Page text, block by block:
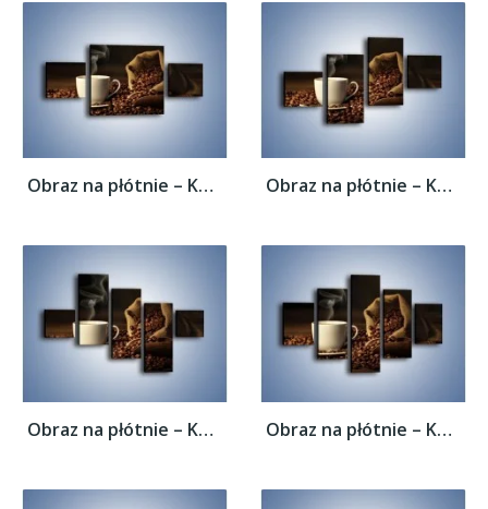
Obraz na płótnie – Kawa z wirującym dymem... Obraz na płótnie – Kawa z wirującym dymem...
Obraz na płótnie – Kawa z wirującym dymem... Obraz na płótnie – Kawa z wirującym dymem...